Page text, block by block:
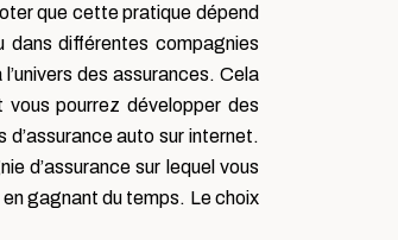
que cette pratique dépend
différentes compagnies
des assurances. Cela
vous pourrez développer des
auto sur internet.
d’assurance sur lequel vous
gagnant du temps. Le choix